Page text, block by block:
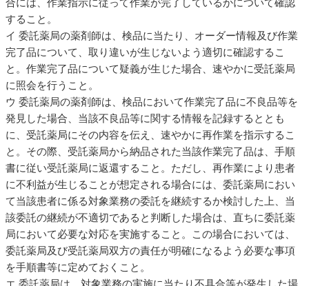
合には、作業指示に従って作業が完了しているかについて確認
すること。
イ 委託薬局の薬剤師は、検品に当たり、オーダー情報及び作業
完了品について、取り違いが生じないよう適切に確認するこ
と。作業完了品について疑義が生じた場合、速やかに受託薬局
に照会を行うこと。
ウ 委託薬局の薬剤師は、検品において作業完了品に不良品等を
発見した場合、当該不良品等に関する情報を記録するととも
に、受託薬局にその内容を伝え、速やかに再作業を指示するこ
と。その際、受託薬局から納品された当該作業完了品は、手順
書に従い受託薬局に返還すること。ただし、再作業により患者
に不利益が生じることが想定される場合には、委託薬局におい
て当該患者に係る対象業務の委託を継続するか検討した上、当
該委託の継続が不適切であると判断した場合は、直ちに委託薬
局において必要な対応を実施すること。この場合においては、
委託薬局及び受託薬局双方の責任が明確になるよう必要な事項
を手順書等に定めておくこと。
エ 委託薬局は、対象業務の実施に当たり不具合等が発生した場